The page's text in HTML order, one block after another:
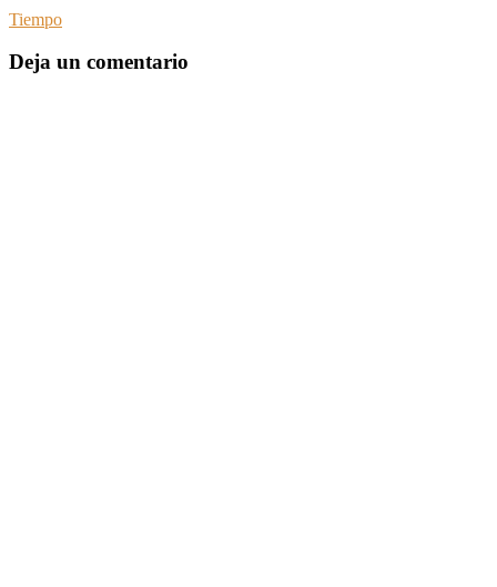
Tiempo
Deja un comentario